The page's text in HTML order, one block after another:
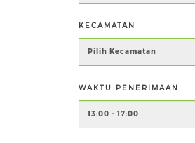
KECAMATAN
WAKTU PENERIMAAN